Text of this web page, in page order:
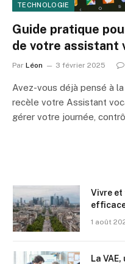
TECHNOLOGIE
Guide pratique
de votre assistant
Par Léon 3 février 2025
Avez-vous déjà pensé à
recèle votre Assistant
gérer votre journée,
Vivre
1 août
La